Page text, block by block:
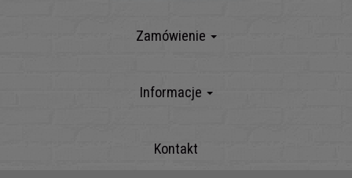
Zamówienie
Informacje
Kontakt